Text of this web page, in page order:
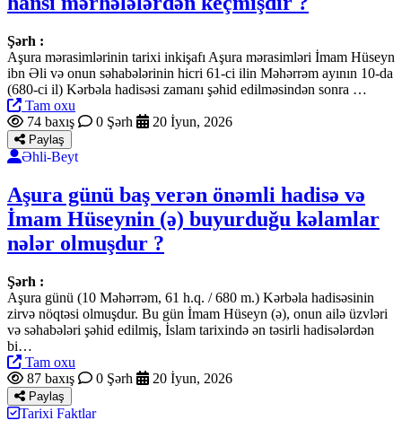
Şərh :
Aşura mərasimlərinin tarixi inkişafı Aşura mərasimləri İmam Hüseyn
ibn Əli və onun səhabələrinin hicri 61-ci ilin Məhərrəm ayının 10-da
(680-ci il) Kərbəla hadisəsi zamanı şəhid edilməsindən sonra …
Tam oxu
74 baxış
0 Şərh 20 İyun, 2026
Paylaş
Əhli-Beyt
Aşura günü baş verən önəmli hadisə və
İmam Hüseynin (ə) buyurduğu kəlamlar
nələr olmuşdur ?
Şərh :
Aşura günü (10 Məhərrəm, 61 h.q. / 680 m.) Kərbəla hadisəsinin
zirvə nöqtəsi olmuşdur. Bu gün İmam Hüseyn (ə), onun ailə üzvləri
və səhabələri şəhid edilmiş, İslam tarixində ən təsirli hadisələrdən
bi…
Tam oxu
87 baxış
0 Şərh 20 İyun, 2026
Paylaş
Tarixi Faktlar